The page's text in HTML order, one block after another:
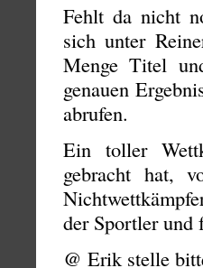
Fehlt da nicht
sich unter
Menge Titel
genauen
abrufen.
Ein toller
gebracht hat,
der Sportler und
@ Erik stelle